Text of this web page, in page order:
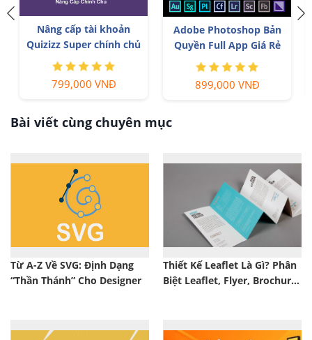
Nâng cấp tài khoản
Quizizz Super chính chủ
799,000 VNĐ
Adobe Photoshop Bản
Quyền Full App Giá Rẻ
899,000 VNĐ
Bài viết cùng chuyên mục
Từ A-Z Về SVG: Định Dạng
“Thần Thánh” Cho Designer
Thiết Kế Leaflet Là Gì? Phân
Biệt Leaflet, Flyer, Brochure